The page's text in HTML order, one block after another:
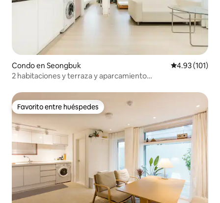
Condo en Seongbuk Calificación
4.93 (101)
2 habitaciones y terraza y aparcamiento
personas/a 2 minutos a pie del metro/ascensor
Favorito entre huéspedes
Favorito entre huéspedes